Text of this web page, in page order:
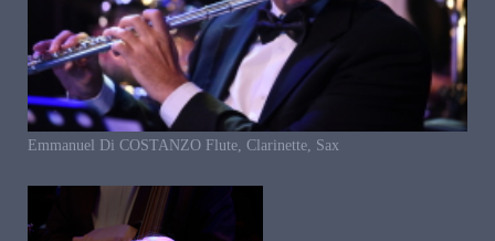
Emmanuel Di COSTANZO Flute, Clarinette, Sax